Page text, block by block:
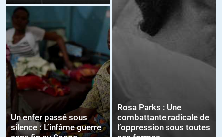
Un enfer passé sous
silence : L’infâme guerre
Rosa Parks : Une
combattante radicale de
l’oppression sous toutes